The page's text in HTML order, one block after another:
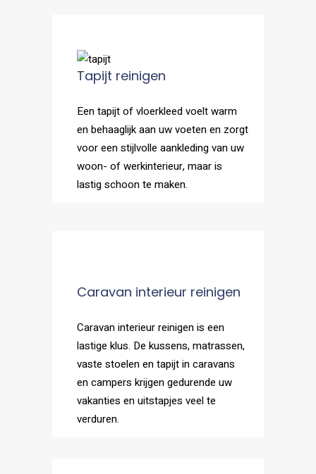
Tapijt reinigen
Een tapijt of vloerkleed voelt warm
en behaaglijk aan uw voeten en zorgt
voor een stijlvolle aankleding van uw
woon- of werkinterieur, maar is
lastig schoon te maken.
Caravan interieur reinigen
Caravan interieur reinigen is een
lastige klus. De kussens, matrassen,
vaste stoelen en tapijt in caravans
en campers krijgen gedurende uw
vakanties en uitstapjes veel te
verduren.